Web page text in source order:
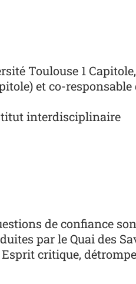
Toulouse 1
et co-responsable
interdisciplinaire
de confiance
par le Quai des
Esprit critique,